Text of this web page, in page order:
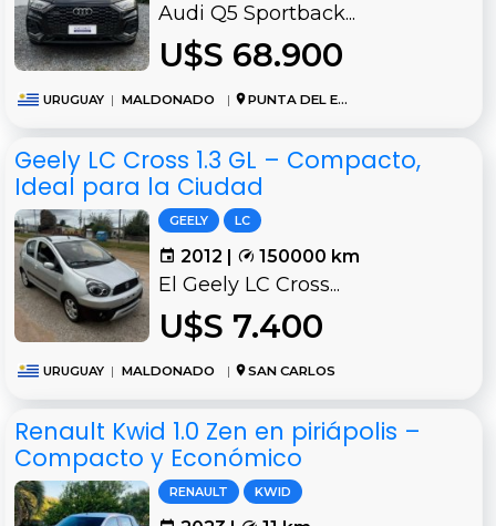
Audi Q5 Sportback...
U$S 68.900
URUGUAY | MALDONADO | PUNTA DEL ESTE
Geely LC Cross 1.3 GL – Compacto,
Ideal para la Ciudad
GEELY LC
2012 | 150000 km
El Geely LC Cross...
U$S 7.400
URUGUAY | MALDONADO | SAN CARLOS
Renault Kwid 1.0 Zen en piriápolis –
Compacto y Económico
RENAULT KWID